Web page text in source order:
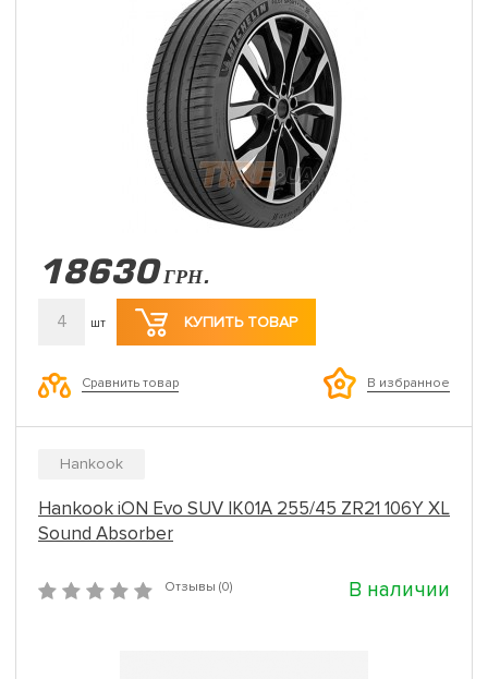
18630 ГРН.
4 шт КУПИТЬ ТОВАР
Сравнить товар В избранное
Hankook
Hankook iON Evo SUV IK01A 255/45 ZR21 106Y XL
Sound Absorber
Отзывы (0) В наличии